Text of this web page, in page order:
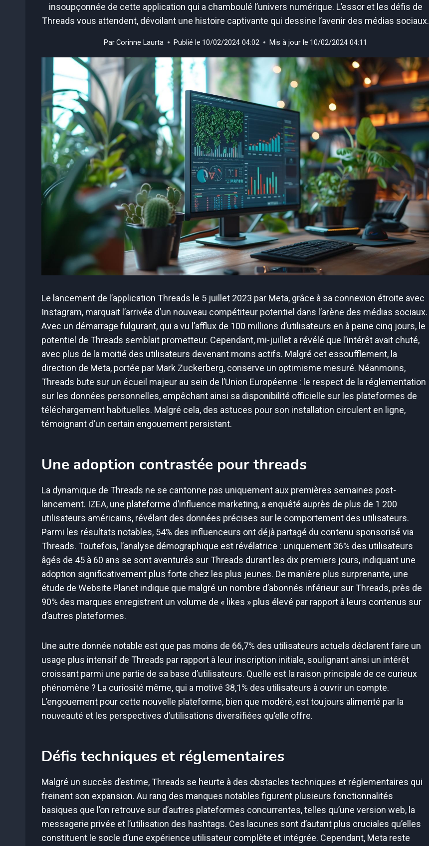
insoupçonnée de cette application qui a chamboulé l’univers numérique. L’essor et les défis de
Threads vous attendent, dévoilant une histoire captivante qui dessine l’avenir des médias sociaux.
ParCorinne Laurta Publié le 10/02/2024 04:02 Mis à jour le 10/02/2024 04:11
Le lancement de l’application Threads le 5 juillet 2023 par Meta, grâce à sa connexion étroite avec
Instagram, marquait l’arrivée d’un nouveau compétiteur potentiel dans l’arène des médias sociaux.
Avec un démarrage fulgurant, qui a vu l’afflux de 100 millions d’utilisateurs en à peine cinq jours, le
potentiel de Threads semblait prometteur. Cependant, mi-juillet a révélé que l’intérêt avait chuté,
avec plus de la moitié des utilisateurs devenant moins actifs. Malgré cet essoufflement, la
direction de Meta, portée par Mark Zuckerberg, conserve un optimisme mesuré. Néanmoins,
Threads bute sur un écueil majeur au sein de l’Union Européenne : le respect de la réglementation
sur les données personnelles, empêchant ainsi sa disponibilité officielle sur les plateformes de
téléchargement habituelles. Malgré cela, des astuces pour son installation circulent en ligne,
témoignant d’un certain engouement persistant.
Une adoption contrastée pour threads
La dynamique de Threads ne se cantonne pas uniquement aux premières semaines post-
lancement. IZEA, une plateforme d’influence marketing, a enquêté auprès de plus de 1 200
utilisateurs américains, révélant des données précises sur le comportement des utilisateurs.
Parmi les résultats notables, 54% des influenceurs ont déjà partagé du contenu sponsorisé via
Threads. Toutefois, l’analyse démographique est révélatrice : uniquement 36% des utilisateurs
âgés de 45 à 60 ans se sont aventurés sur Threads durant les dix premiers jours, indiquant une
adoption significativement plus forte chez les plus jeunes. De manière plus surprenante, une
étude de Website Planet indique que malgré un nombre d’abonnés inférieur sur Threads, près de
90% des marques enregistrent un volume de « likes » plus élevé par rapport à leurs contenus sur
d’autres plateformes.
Une autre donnée notable est que pas moins de 66,7% des utilisateurs actuels déclarent faire un
usage plus intensif de Threads par rapport à leur inscription initiale, soulignant ainsi un intérêt
croissant parmi une partie de sa base d’utilisateurs. Quelle est la raison principale de ce curieux
phénomène ? La curiosité même, qui a motivé 38,1% des utilisateurs à ouvrir un compte.
L’engouement pour cette nouvelle plateforme, bien que modéré, est toujours alimenté par la
nouveauté et les perspectives d’utilisations diversifiées qu’elle offre.
Défis techniques et réglementaires
Malgré un succès d’estime, Threads se heurte à des obstacles techniques et réglementaires qui
freinent son expansion. Au rang des manques notables figurent plusieurs fonctionnalités
basiques que l’on retrouve sur d’autres plateformes concurrentes, telles qu’une version web, la
messagerie privée et l’utilisation des hashtags. Ces lacunes sont d’autant plus cruciales qu’elles
constituent le socle d’une expérience utilisateur complète et intégrée. Cependant, Meta reste